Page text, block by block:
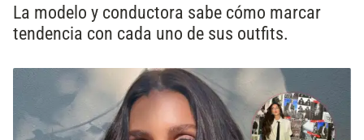
La modelo y conductora sabe cómo marcar
tendencia con cada uno de sus outfits.